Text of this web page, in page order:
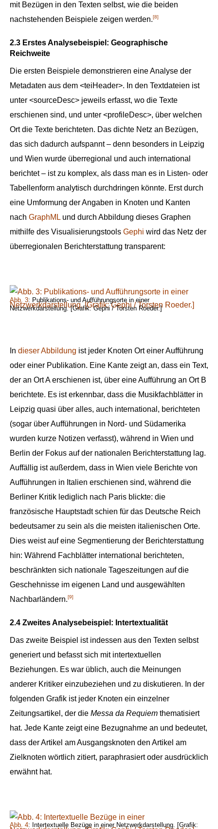
mit Bezügen in den Texten selbst, wie die beiden
nachstehenden Beispiele zeigen werden.[8]
2.3 Erstes Analysebeispiel: Geographische
Reichweite
Die ersten Beispiele demonstrieren eine Analyse der
Metadaten aus dem <teiHeader>. In den Textdateien ist
unter <sourceDesc> jeweils erfasst, wo die Texte
erschienen sind, und unter <profileDesc>, über welchen
Ort die Texte berichteten. Das dichte Netz an Bezügen,
das sich dadurch aufspannt – denn besonders in Leipzig
und Wien wurde überregional und auch international
berichtet – ist zu komplex, als dass man es in Listen- oder
Tabellenform analytisch durchdringen könnte. Erst durch
eine Umformung der Angaben in Knoten und Kanten
nach GraphML und durch Abbildung dieses Graphen
mithilfe des Visualisierungstools Gephi wird das Netz der
überregionalen Berichterstattung transparent:
Abb. 3: Publikations- und Aufführungsorte in einer
Netzwerkdarstellung. [Grafik: Gephi / Torsten Roeder.]
In dieser Abbildung ist jeder Knoten Ort einer Aufführung
oder einer Publikation. Eine Kante zeigt an, dass ein Text,
der an Ort A erschienen ist, über eine Aufführung an Ort B
berichtete. Es ist erkennbar, dass die Musikfachblätter in
Leipzig quasi über alles, auch international, berichteten
(sogar über Aufführungen in Nord- und Südamerika
wurden kurze Notizen verfasst), während in Wien und
Berlin der Fokus auf der nationalen Berichterstattung lag.
Auffällig ist außerdem, dass in Wien viele Berichte von
Aufführungen in Italien erschienen sind, während die
Berliner Kritik lediglich nach Paris blickte: die
französische Hauptstadt schien für das Deutsche Reich
bedeutsamer zu sein als die meisten italienischen Orte.
Dies weist auf eine Segmentierung der Berichterstattung
hin: Während Fachblätter international berichteten,
beschränkten sich nationale Tageszeitungen auf die
Geschehnisse im eigenen Land und ausgewählten
Nachbarländern.[9]
2.4 Zweites Analysebeispiel: Intertextualität
Das zweite Beispiel ist indessen aus den Texten selbst
generiert und befasst sich mit intertextuellen
Beziehungen. Es war üblich, auch die Meinungen
anderer Kritiker einzubeziehen und zu diskutieren. In der
folgenden Grafik ist jeder Knoten ein einzelner
Zeitungsartikel, der die Messa da Requiem thematisiert
hat. Jede Kante zeigt eine Bezugnahme an und bedeutet,
dass der Artikel am Ausgangsknoten den Artikel am
Zielknoten wörtlich zitiert, paraphrasiert oder ausdrücklich
erwähnt hat.
Abb. 4: Intertextuelle Bezüge in einer Netzwerkdarstellung. [Grafik: